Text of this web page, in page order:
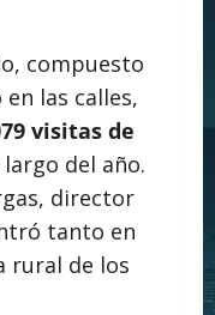
compuesto
las calles,
visitas de
largo del año.
director
tanto en
rural de los